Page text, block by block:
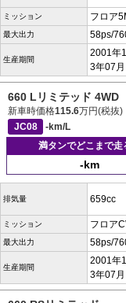
ミッション フロア
最大出力 58ps/
生産期間
2001年
3年07月
660 Lリミテッド 4WD
新車時価格115.6万円(税抜)
JC08
-km/L
満タンでどこまで走
-km
排気量 659cc
ミッション フロア
最大出力 58ps/
生産期間
2001年
3年07月